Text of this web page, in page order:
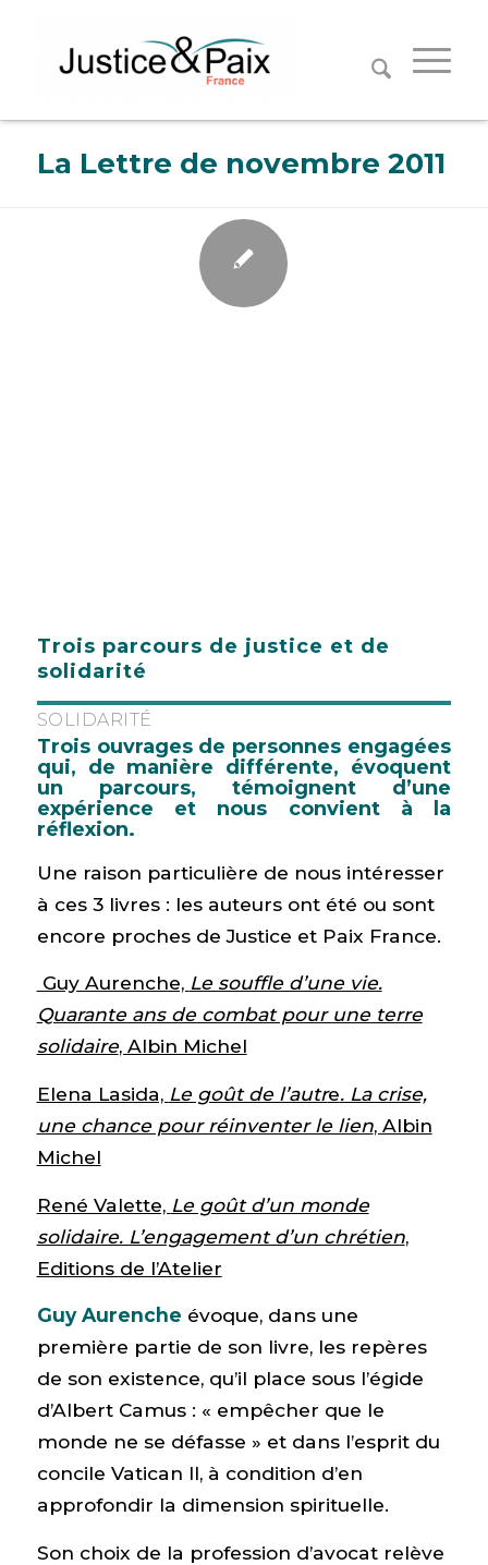
La Lettre de novembre 2011
Trois parcours de justice et de
solidarité
SOLIDARITÉ
Trois ouvrages de personnes engagées
qui, de manière différente, évoquent
un parcours, témoignent d’une
expérience et nous convient à la
réflexion.
Une raison particulière de nous intéresser
à ces 3 livres : les auteurs ont été ou sont
encore proches de Justice et Paix France.
Guy Aurenche, Le souffle d’une vie.
Quarante ans de combat pour une terre
solidaire, Albin Michel
Elena Lasida, Le goût de l’autre. La crise,
une chance pour réinventer le lien, Albin
Michel
René Valette, Le goût d’un monde
solidaire. L’engagement d’un chrétien,
Editions de l’Atelier
Guy Aurenche évoque, dans une
première partie de son livre, les repères
de son existence, qu’il place sous l’égide
d’Albert Camus : « empêcher que le
monde ne se défasse » et dans l’esprit du
concile Vatican II, à condition d’en
approfondir la dimension spirituelle.
Son choix de la profession d’avocat relève